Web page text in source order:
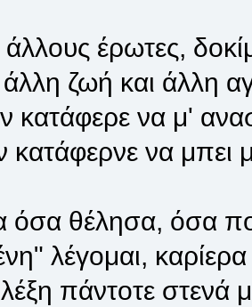
έρωτες,
ζωή και άλλη
κατάφερε να μ'
κατάφερνε να μπει
θέλησα, όσα
λέγομαι, καρίερα
πάντοτε στενά